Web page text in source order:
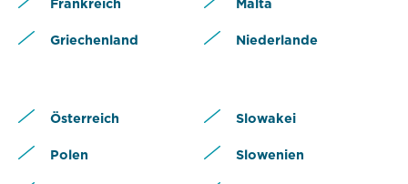
Frankreich
Griechenland
Malta
Niederlande
Österreich
Polen
Slowakei
Slowenien